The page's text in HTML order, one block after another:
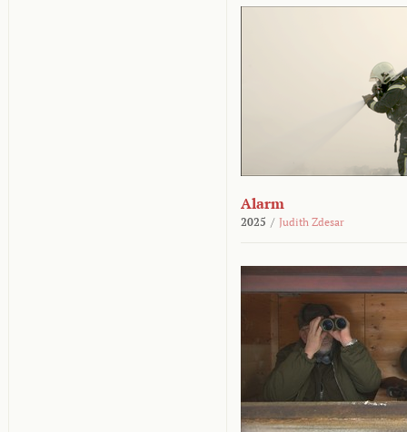
Alarm
2025 / Judith Zdesar